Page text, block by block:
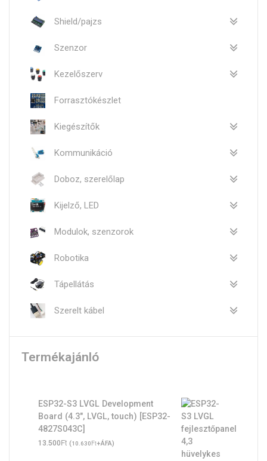
Shield/pajzs
Szenzor
Kezelőszerv
Forrasztókészlet
Kiegészítők
Kommunikáció
Doboz, szerelőlap
Kijelző, LED
Modulok, szenzorok
Robotika
Tápellátás
Szerelt kábel
Termékajánló
ESP32-S3 LVGL Development
Board (4.3", LVGL, touch) [ESP32-
4827S043C]
13.500Ft (10.630Ft+ÁFA)